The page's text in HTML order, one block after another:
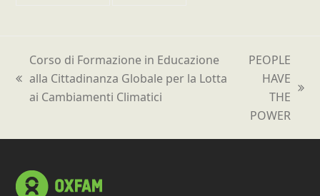
post
precedente:
Corso di Formazione in Educazione
alla Cittadinanza Globale per la Lotta
ai Cambiamenti Climatici
articolo
successivo:
PEOPLE
HAVE
THE
POWER